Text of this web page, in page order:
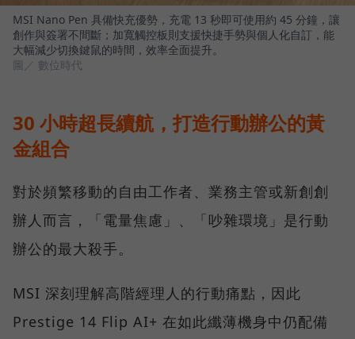
MSI Nano Pen 具備快充優勢，充電 13 秒即可使用約 45 分鐘，讓
創作與簽署不間斷；加寬觸控板則支援快捷手勢與個人化自訂，能
大幅減少切換鍵鼠的時間，效率全面提升。
圖／ 數位時代
30 小時超長續航，打造行動辦公的黃
金組合
對於頻繁移動的自由工作者、業務主管或新創創
辦人而言，「電量焦慮」、「吵雜環境」是行動
辦公的最大殺手。
MSI 深刻理解高階經理人的行動痛點，因此
Prestige 14 Flip AI+ 在如此纖薄機身中仍配備